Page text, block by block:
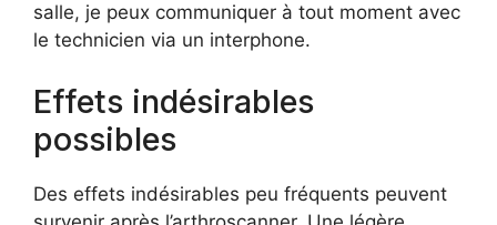
salle, je peux communiquer à tout moment avec
le technicien via un interphone.
Effets indésirables
possibles
Des effets indésirables peu fréquents peuvent